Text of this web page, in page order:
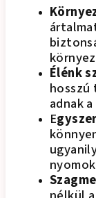
Élénk
hosszú
adnak
E